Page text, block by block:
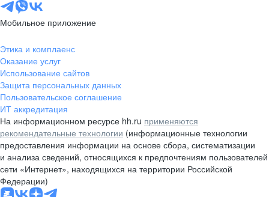
Мобильное приложение
Этика и комплаенс
Оказание услуг
Использование сайтов
Защита персональных данных
Пользовательское соглашение
ИТ аккредитация
На информационном ресурсе hh.ru применяются
рекомендательные технологии (информационные технологии
предоставления информации на основе сбора, систематизации
и анализа сведений, относящихся к предпочтениям пользователей
сети «Интернет», находящихся на территории Российской
Федерации)